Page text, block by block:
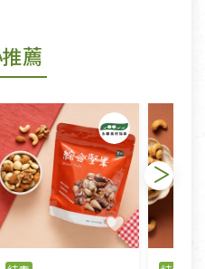
用七天鑑賞期商品」情
接受退換貨.
七天免費鑑賞期(含例假
經使用或被汙損(除商品
。
之商品、易於變質或損壞
適合退換之商品：如
薦